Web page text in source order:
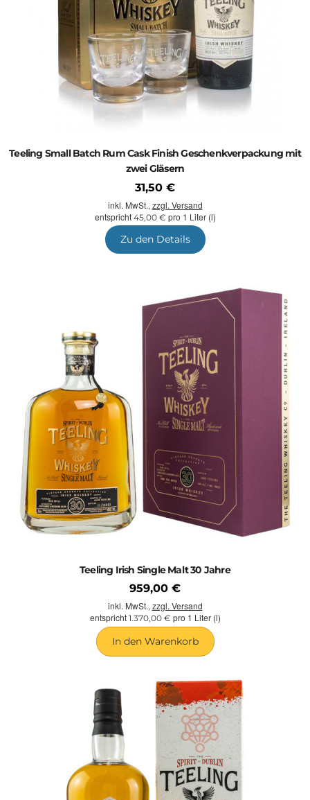
Teeling Small Batch Rum Cask Finish Geschenkverpackung mit
zwei Gläsern
31,50 €
inkl. MwSt., zzgl. Versand
entspricht 45,00 € pro 1 Liter (l)
Zu den Details
Teeling Irish Single Malt 30 Jahre
959,00 €
inkl. MwSt.,zzgl. Versand
entspricht 1.370,00 € pro 1 Liter (l)
In den Warenkorb